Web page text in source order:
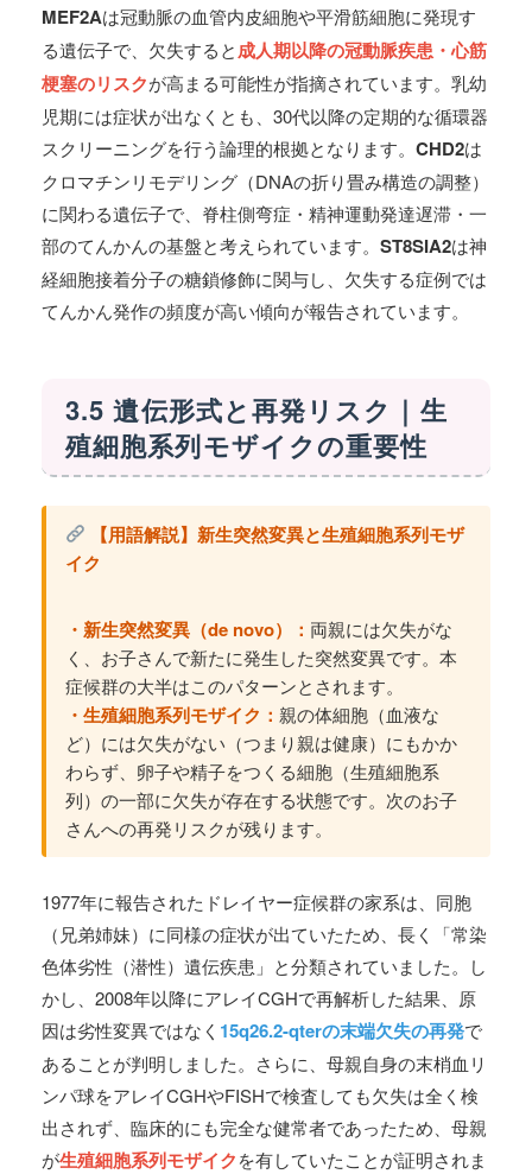
MEF2Aは冠動脈の血管内皮細胞や平滑筋細胞に発現す
る遺伝子で、欠失すると成人期以降の冠動脈疾患・心筋
梗塞のリスクが高まる可能性が指摘されています。乳幼
児期には症状が出なくとも、30代以降の定期的な循環器
スクリーニングを行う論理的根拠となります。 CHD2は
クロマチンリモデリング（DNAの折り畳み構造の調整）
に関わる遺伝子で、脊柱側弯症・精神運動発達遅滞・一
部のてんかんの基盤と考えられています。 ST8SIA2は神
経細胞接着分子の糖鎖修飾に関与し、欠失する症例では
てんかん発作の頻度が高い傾向が報告されています。
3.5 遺伝形式と再発リスク｜生
殖細胞系列モザイクの重要性
【用語解説】新生突然変異と生殖細胞系列モザ
イク
・新生突然変異（de novo）： 両親には欠失がな
く、お子さんで新たに発生した突然変異です。本
症候群の大半はこのパターンとされます。
・生殖細胞系列モザイク： 親の体細胞（血液な
ど）には欠失がない（つまり親は健康）にもかか
わらず、卵子や精子をつくる細胞（生殖細胞系
列）の一部に欠失が存在する状態です。次のお子
さんへの再発リスクが残ります。
1977年に報告されたドレイヤー症候群の家系は、同胞
（兄弟姉妹）に同様の症状が出ていたため、長く「常染
色体劣性（潜性）遺伝疾患」と分類されていました。し
かし、2008年以降にアレイCGHで再解析した結果、原
因は劣性変異ではなく 15q26.2-qterの末端欠失の再発で
あることが判明しました。さらに、母親自身の末梢血リ
ンパ球をアレイCGHやFISHで検査しても欠失は全く検
出されず、臨床的にも完全な健常者であったため、母親
が生殖細胞系列モザイクを有していたことが証明されま